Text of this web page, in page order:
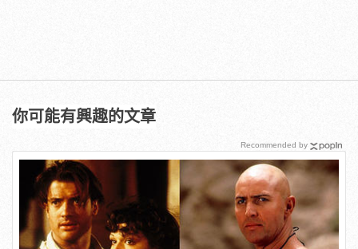
你可能有興趣的文章
Recommended by